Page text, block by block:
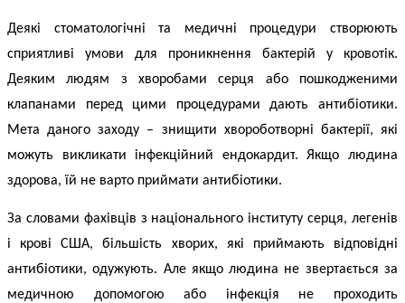
Деякі стоматологічні та медичні процедури створюють
сприятливі умови для проникнення бактерій у кровотік.
Деяким людям з хворобами серця або пошкодженими
клапанами перед цими процедурами дають антибіотики.
Мета даного заходу – знищити хвороботворні бактерії, які
можуть викликати інфекційний ендокардит. Якщо людина
здорова, їй не варто приймати антибіотики.
За словами фахівців з національного інституту серця, легенів
і крові США, більшість хворих, які приймають відповідні
антибіотики, одужують. Але якщо людина не звертається за
медичною допомогою або інфекція не проходить